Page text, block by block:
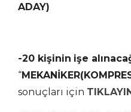
ADAY)
-20 kişinin işe
“
sonuçları için